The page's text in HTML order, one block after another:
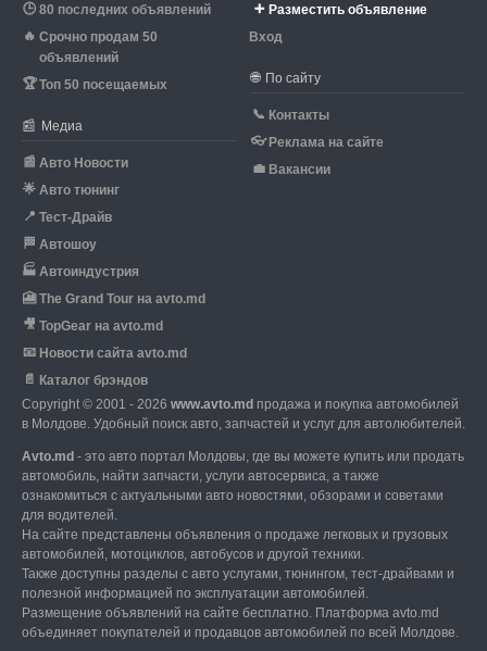
🕒 80 последних объявлений
🔥 Срочно продам 50
объявлений
🏆Топ 50 посещаемых
📰 Медиа
📰 Авто Новости
🌟 Авто тюнинг
📍 Тест-Драйв
🏁 Автошоу
🏭 Автоиндустрия
🎦 The Grand Tour на avto.md
🎥 TopGear на avto.md
📧 Новости сайта avto.md
📄 Каталог брэндов
➕ Разместить объявление
Вход
🌐 По сайту
📞 Контакты
👓 Реклама на сайте
💼 Вакансии
Copyright © 2001 - 2026 www.avto.md продажа и покупка автомобилей
в Молдове. Удобный поиск авто, запчастей и услуг для автолюбителей.
Avto.md - это авто портал Молдовы, где вы можете купить или продать
автомобиль, найти запчасти, услуги автосервиса, а также
ознакомиться с актуальными авто новостями, обзорами и советами
для водителей.
На сайте представлены объявления о продаже легковых и грузовых
автомобилей, мотоциклов, автобусов и другой техники.
Также доступны разделы с авто услугами, тюнингом, тест-драйвами и
полезной информацией по эксплуатации автомобилей.
Размещение объявлений на сайте бесплатно. Платформа avto.md
объединяет покупателей и продавцов автомобилей по всей Молдове.